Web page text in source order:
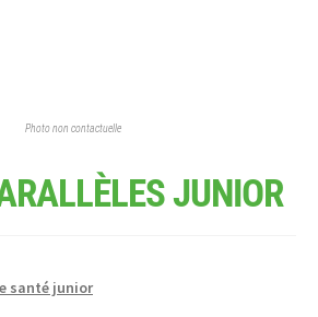
Photo non contactuelle
JUNIOR
santé junior